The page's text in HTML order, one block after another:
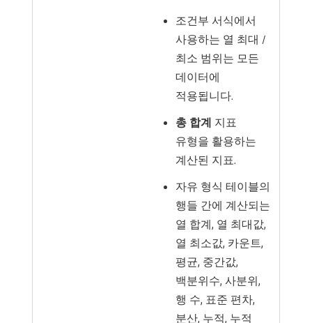
조건부 서식에서
사용하는 열 최대 /
최소 범위는 모든
데이터에
적용됩니다.
총 합계 지표
유형을 활용하는
계산된 지표.
자유 형식 테이블의
행들 간에 계산되는
열 합계, 열 최대값,
열 최소값, 카운트,
평균, 중간값,
백분위수, 사분위,
행 수, 표준 편차,
분산, 누적, 누적